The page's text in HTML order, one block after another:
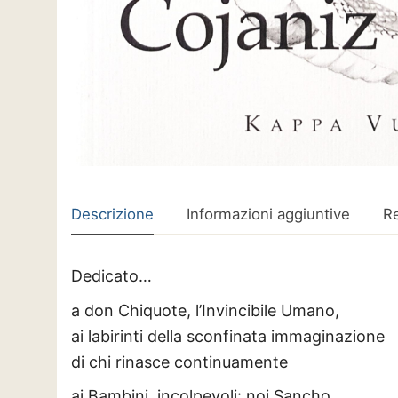
Descrizione Informazioni aggiuntive
Dedicato…
a don Chiquote, l’Invincibile Umano,
ai labirinti della sconfinata immaginazione
di chi rinasce continuamente